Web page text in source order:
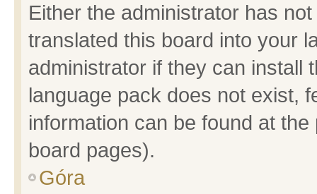
Either the administrator has
translated this board into your
administrator if they can install
language pack does not exist,
information can be found at
board pages).
Góra